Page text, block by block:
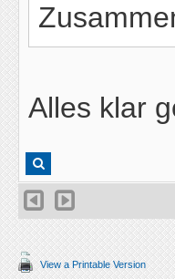
Alles klar
View a Printable Version